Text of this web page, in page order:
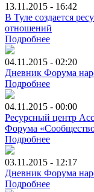
13.11.2015 - 16:42
В Туле создается
отношений
Подробнее
04.11.2015 - 02:20
Дневник Форума
Подробнее
04.11.2015 - 00:00
Ресурсный центр
Форума
Подробнее
03.11.2015 - 12:17
Дневник Форума
Подробнее